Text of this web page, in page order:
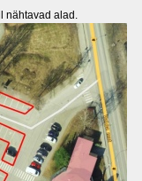
nähtavad alad.